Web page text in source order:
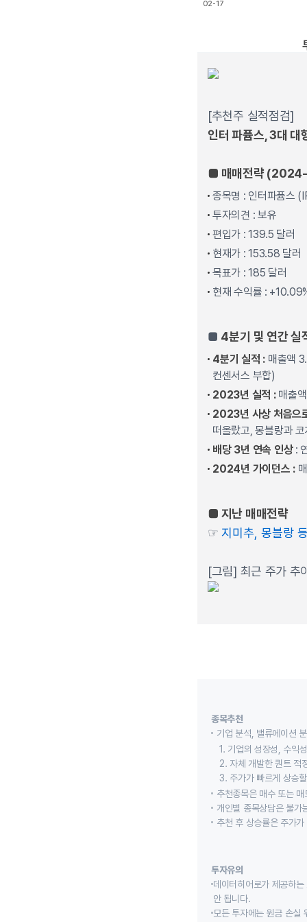
02-17
[추천주 실적점검]
인터 파퓸스, 3대 대
■ 매매전략
종목명 : 인터파퓸스
투자의견 : 보유
편입가 : 139.5 달러
현재가 : 153.58 달러
목표가 : 185 달러
현재 수익률 :
■ 4분기 및 연간 실
4분기 실적 : 매출액
컨센서스 부합)
2023년 실적 : 매출
2023년 사상 처음으
떠올랐고, 몽블랑과
배당 3년 연속 인상:
2024년 가이던스 :
■ 지난 매매전략
☞ 지미추, 몽블랑
[그림] 최근 주가 추
종목추천
기업 분석, 밸류에이션
1. 기업의 성장성, 수익
2. 자체 개발한 퀀트 적
3. 주가가 빠르게 상승
추천종목은 매수 또는
개인별 종목상담은 불가
추천 후 상승률은 주가
투자유의
데이터히어로가 제공하
안 됩니다.
모든 투자에는 원금 손실